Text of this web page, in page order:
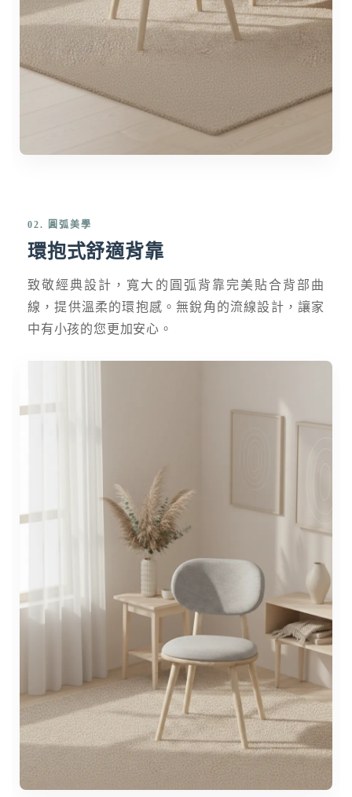
02. 圓弧美學
環抱式舒適背靠
致敬經典設計，寬大的圓弧背靠完美貼合背部曲
線，提供溫柔的環抱感。無銳角的流線設計，讓家
中有小孩的您更加安心。